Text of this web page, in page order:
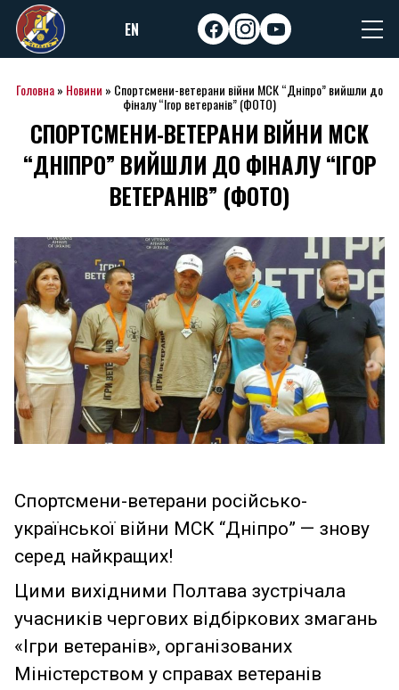
Skip
to
content
EN facebookinstagram
youtube
Головна» Новини » Спортсмени-ветерани війни МСК “Дніпро” вийшли до
фіналу “Ігор ветеранів” (ФОТО)
СПОРТСМЕНИ-ВЕТЕРАНИ ВІЙНИ МСК
“ДНІПРО” ВИЙШЛИ ДО ФІНАЛУ “ІГОР
ВЕТЕРАНІВ” (ФОТО)
Спортсмени-ветерани російсько-
української війни МСК “Дніпро” — знову
серед найкращих!
Цими вихідними Полтава зустрічала
учасників чергових відбіркових змагань
«Ігри ветеранів», організованих
Міністерством у справах ветеранів